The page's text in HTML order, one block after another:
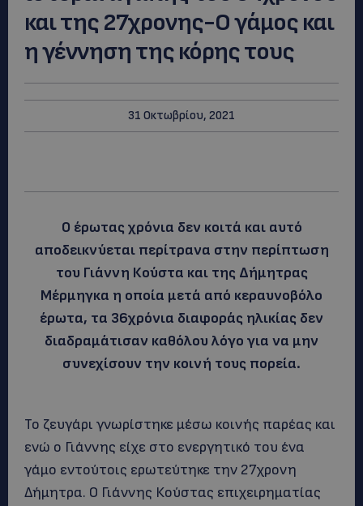
και της 27χρονης-Ο γάμος και
η γέννηση της κόρης τους
31 Οκτωβρίου, 2021
Ο έρωτας χρόνια δεν κοιτά και αυτό
αποδεικνύεται περίτρανα στην περίπτωση
του Γιάννη Κούστα και της Δήμητρας
Μέρμηγκα η οποία μετά από κεραυνοβόλο
έρωτα, τα 36χρόνια διαφοράς ηλικίας δεν
διαδραμάτισαν καθόλου λόγο για να μην
συνεχίσουν την κοινή τους πορεία.
Το ζευγάρι γνωρίστηκε μέσω κοινής παρέας και
ενώ ο Γιάννης είχε στο ενεργητικό του ένα
γάμο εντούτοις ερωτεύτηκε την 27χρονη
Δήμητρα. Ο Γιάννης Κούστας επιχειρηματίας